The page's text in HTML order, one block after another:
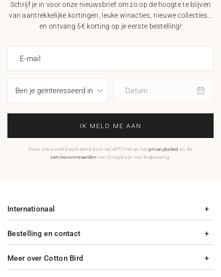
Schrijf je in voor onze nieuwsbrief om zo op de hoogte te blijven
van aantrekkelijke kortingen, leuke winacties, nieuwe collecties…
en ontvang 5€ korting op je eerste bestelling!
E-mail
Datum
IK MELD ME AAN
Deze site wordt beschermd door reCAPTCHA en het privacybeleid en de
servicevoorwaarden van Google zijn van toepassing.
Bestelling en contact
Meer over Cotton Bird
Internationaal